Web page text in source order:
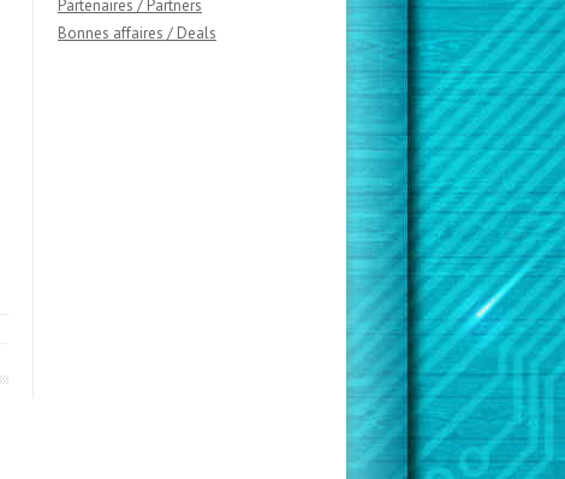
Partenaires / Partners
Bonnes affaires / Deals